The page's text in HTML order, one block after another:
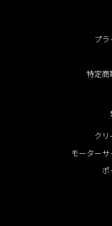
プ
特定商
クリ
モーター
ポ